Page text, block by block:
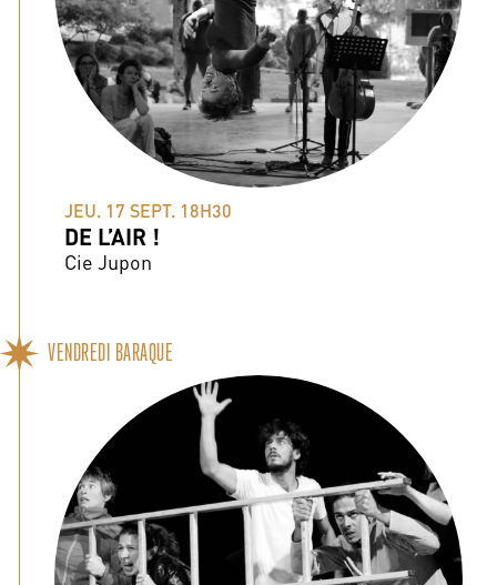
JEU. 17 SEPT. 18H30
DE L’AIR !
Cie Jupon
VENDREDI BARAQUE